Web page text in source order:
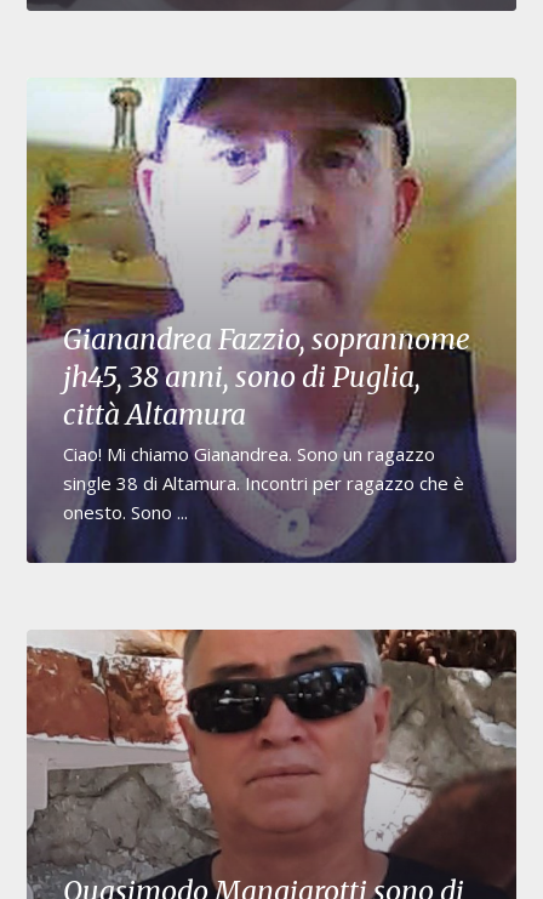
Gianandrea Fazzio, soprannome
jh45, 38 anni, sono di Puglia,
città Altamura
Ciao! Mi chiamo Gianandrea. Sono un ragazzo
single 38 di Altamura. Incontri per ragazzo che è
onesto. Sono ...
Quasimodo Mangiarotti sono di